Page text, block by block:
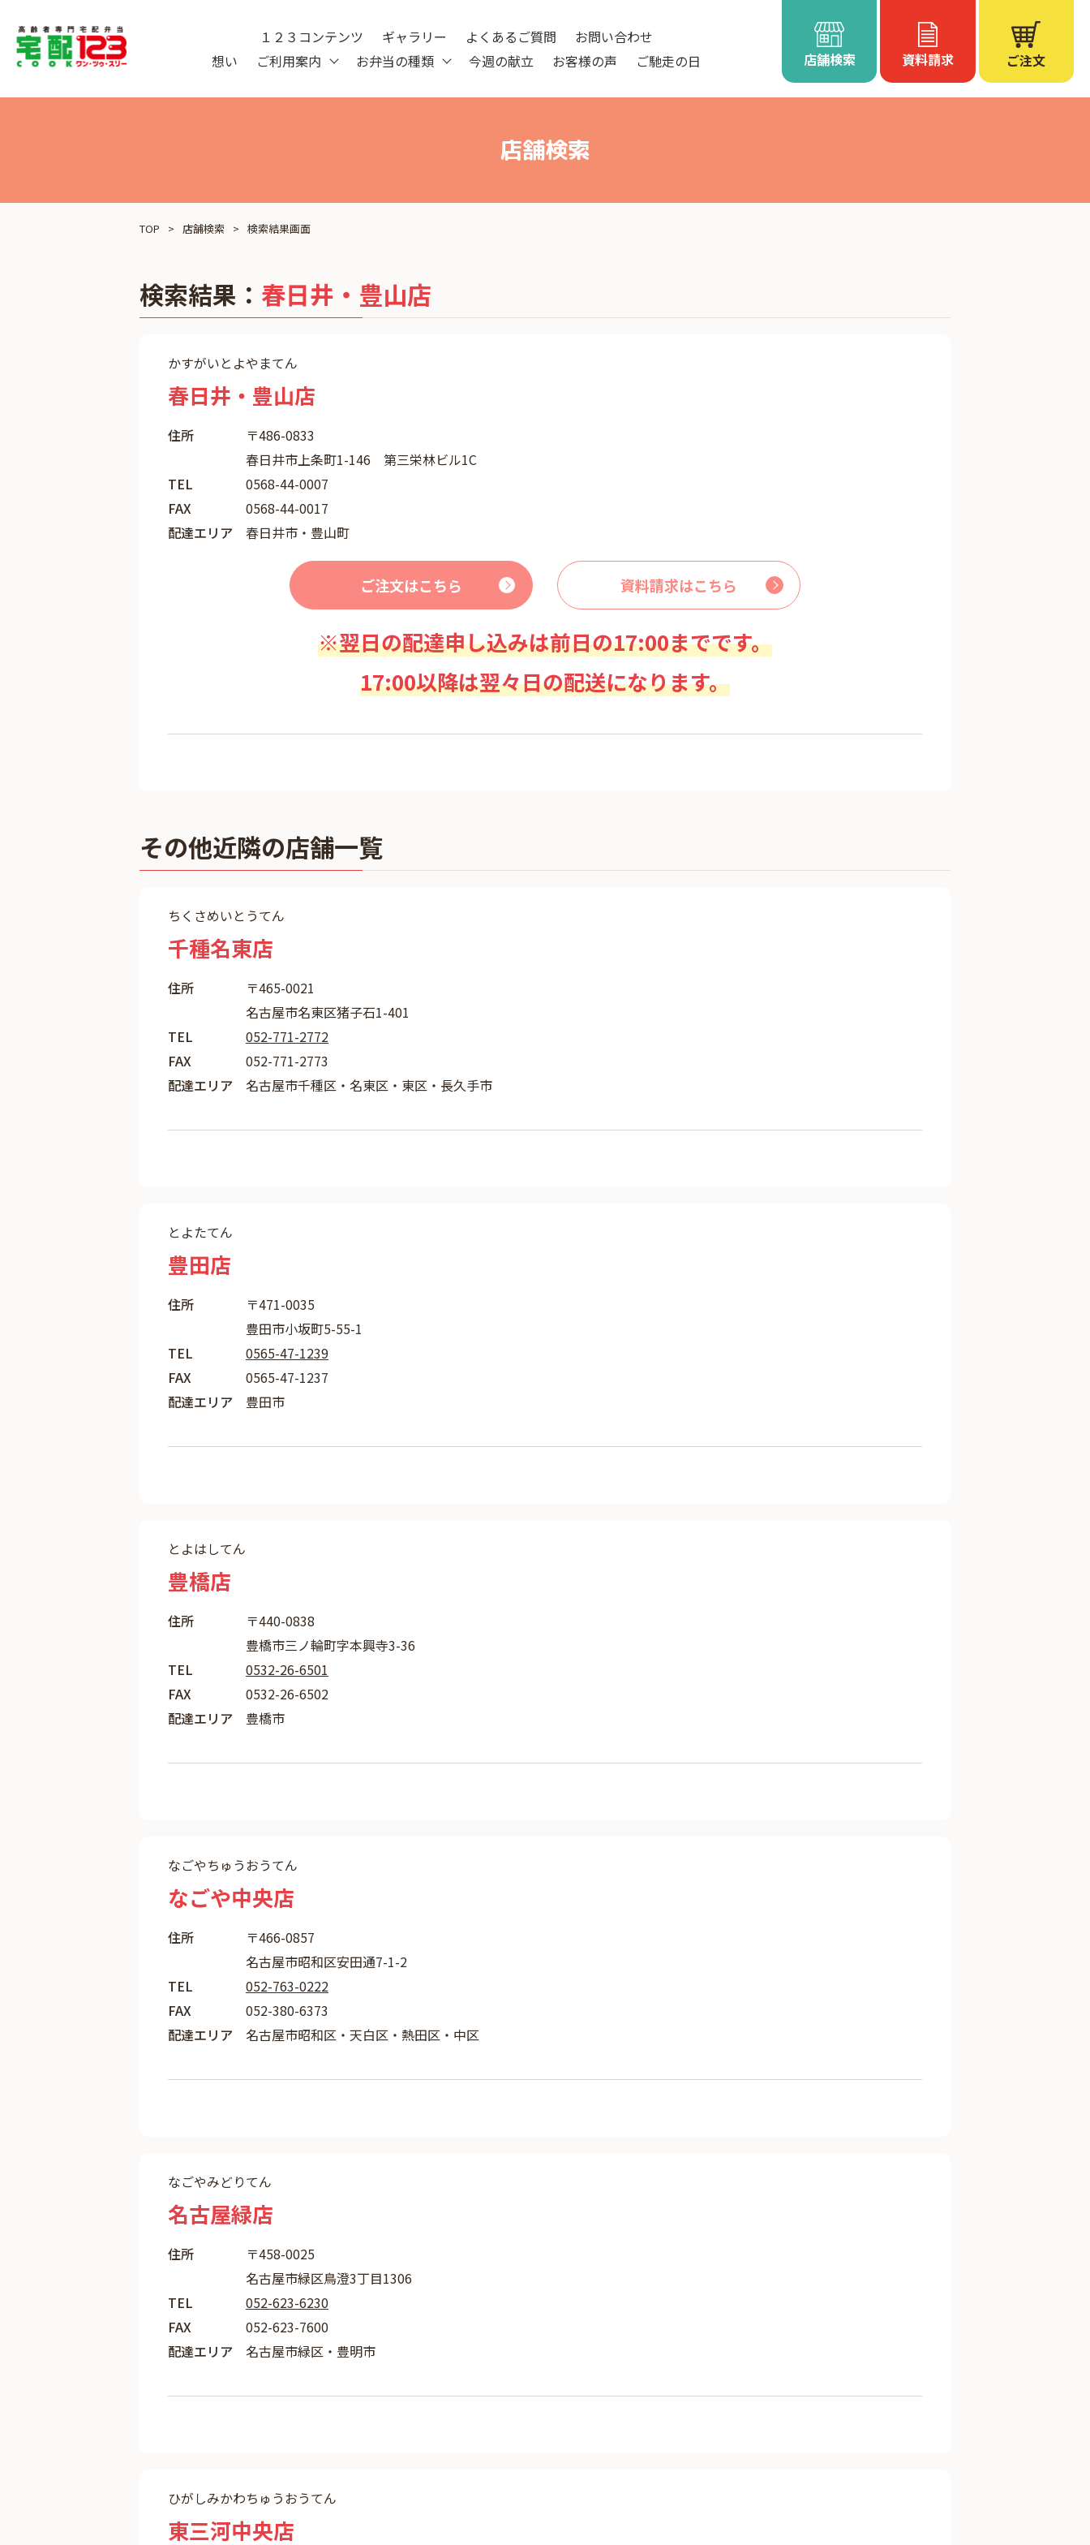
想い ご利用案内 お弁当の種類 今週の献立 お客様の声 ご馳走の日
１２３コンテンツ ギャラリー よくあるご質問
お問い合わせ
店舗検索
資料請求 ご注文
店舗検索
TOP 店舗検索 検索結果画面
検索結果： 春日井・豊山店
かすがいとよやまてん
春日井・豊山店
住所
〒486-0833
春日井市上条町1-146 第三栄林ビル1C
TEL
0568-44-0007
FAX
0568-44-0017
配達エリア
春日井市・豊山町
ご注文はこちら 資料請求はこちら
※翌日の配達申し込みは前日の17:00までです。
17:00以降は翌々日の配送になります。
その他近隣の店舗一覧
ちくさめいとうてん
千種名東店
住所
〒465-0021
名古屋市名東区猪子石1-401
TEL
052-771-2772
FAX
052-771-2773
配達エリア
名古屋市千種区・名東区・東区・長久手市
とよたてん
豊田店
住所
〒471-0035
豊田市小坂町5-55-1
TEL
0565-47-1239
FAX
0565-47-1237
配達エリア
豊田市
とよはしてん
豊橋店
住所
〒440-0838
豊橋市三ノ輪町字本興寺3-36
TEL
0532-26-6501
FAX
0532-26-6502
配達エリア
豊橋市
なごやちゅうおうてん
なごや中央店
住所
〒466-0857
名古屋市昭和区安田通7-1-2
TEL
052-763-0222
FAX
052-380-6373
配達エリア
名古屋市昭和区・天白区・熱田区・中区
なごやみどりてん
名古屋緑店
住所
〒458-0025
名古屋市緑区鳥澄3丁目1306
TEL
052-623-6230
FAX
052-623-7600
配達エリア
名古屋市緑区・豊明市
ひがしみかわちゅうおうてん
東三河中央店